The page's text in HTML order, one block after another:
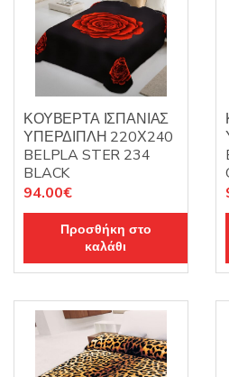
ΚΟΥΒΕΡΤΑ ΙΣΠΑΝΙΑΣ
ΥΠΕΡΔΙΠΛΗ 220Χ240
BELPLA STER 234
BLACK
94.00€
Προσθήκη στο
καλάθι